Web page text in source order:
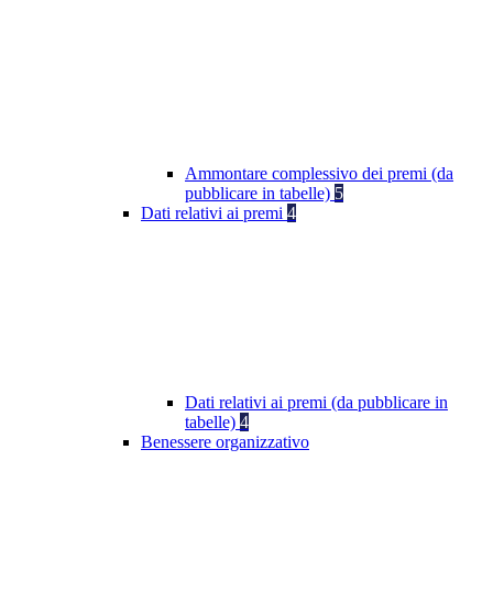
Ammontare complessivo dei premi (da
pubblicare in tabelle) 5
Dati relativi ai premi 4
Dati relativi ai premi (da pubblicare in
tabelle) 4
Benessere organizzativo